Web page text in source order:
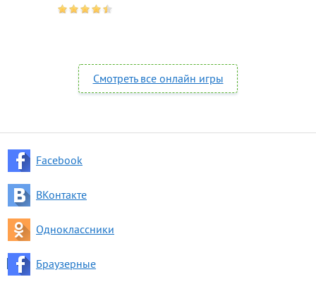
Смотреть все онлайн игры
Facebook
ВКонтакте
Одноклассники
Браузерные